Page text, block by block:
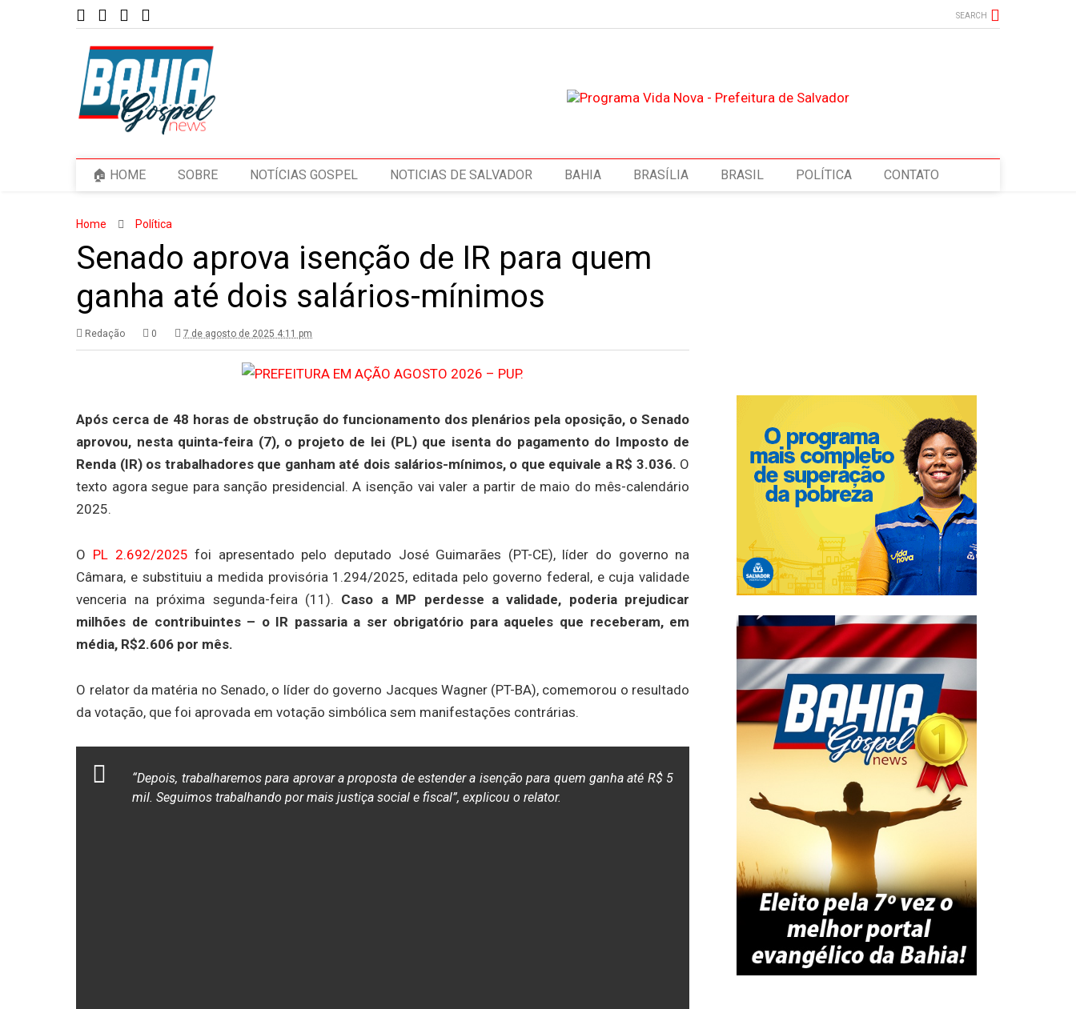
SEARCH
🏠 HOME SOBRE NOTÍCIAS GOSPEL NOTICIAS DE SALVADOR BAHIA BRASÍLIA BRASIL POLÍTICA CONTATO
Home Política
Senado aprova isenção de IR para quem
ganha até dois salários-mínimos
Redação 0 7 de agosto de 2025 4:11 pm
Após cerca de 48 horas de obstrução do funcionamento dos plenários pela oposição, o Senado
aprovou, nesta quinta-feira (7), o projeto de lei (PL) que isenta do pagamento do Imposto de
Renda (IR) os trabalhadores que ganham até dois salários-mínimos, o que equivale a R$ 3.036. O
texto agora segue para sanção presidencial. A isenção vai valer a partir de maio do mês-calendário
2025.
O PL 2.692/2025 foi apresentado pelo deputado José Guimarães (PT-CE), líder do governo na
Câmara, e substituiu a medida provisória 1.294/2025, editada pelo governo federal, e cuja validade
venceria na próxima segunda-feira (11). Caso a MP perdesse a validade, poderia prejudicar
milhões de contribuintes – o IR passaria a ser obrigatório para aqueles que receberam, em
média, R$2.606 por mês.
O relator da matéria no Senado, o líder do governo Jacques Wagner (PT-BA), comemorou o resultado
da votação, que foi aprovada em votação simbólica sem manifestações contrárias.
“Depois, trabalharemos para aprovar a proposta de estender a isenção para quem ganha até R$ 5
mil. Seguimos trabalhando por mais justiça social e fiscal”, explicou o relator.